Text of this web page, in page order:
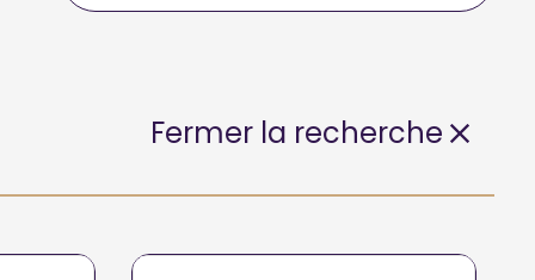
Fermer la recherche